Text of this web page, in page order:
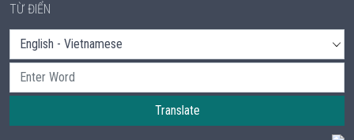
TỪ ĐIỂN
Translate